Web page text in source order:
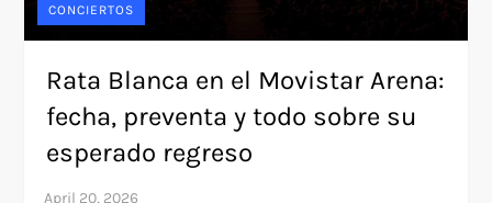
CONCIERTOS
Rata Blanca en el Movistar Arena:
fecha, preventa y todo sobre su
esperado regreso